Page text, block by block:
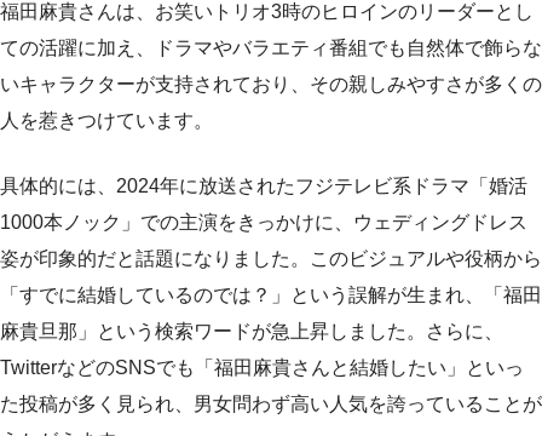
福田麻貴さんは、お笑いトリオ3時のヒロインのリーダーとし
ての活躍に加え、ドラマやバラエティ番組でも自然体で飾らな
いキャラクターが支持されており、その親しみやすさが多くの
人を惹きつけています。
具体的には、2024年に放送されたフジテレビ系ドラマ「婚活
1000本ノック」での主演をきっかけに、ウェディングドレス
姿が印象的だと話題になりました。このビジュアルや役柄から
「すでに結婚しているのでは？」という誤解が生まれ、「福田
麻貴旦那」という検索ワードが急上昇しました。さらに、
TwitterなどのSNSでも「福田麻貴さんと結婚したい」といっ
た投稿が多く見られ、男女問わず高い人気を誇っていることが